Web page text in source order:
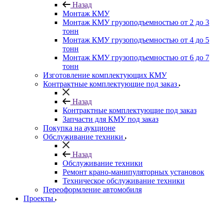
Назад
Монтаж КМУ
Монтаж КМУ грузоподъемностью от 2 до 3
тонн
Монтаж КМУ грузоподъемностью от 4 до 5
тонн
Монтаж КМУ грузоподъемностью от 6 до 7
тонн
Изготовление комплектующих КМУ
Контрактные комплектующие под заказ
Назад
Контрактные комплектующие под заказ
Запчасти для КМУ под заказ
Покупка на аукционе
Обслуживание техники
Назад
Обслуживание техники
Ремонт крано-манипуляторных установок
Техническое обслуживание техники
Переоформление автомобиля
Проекты